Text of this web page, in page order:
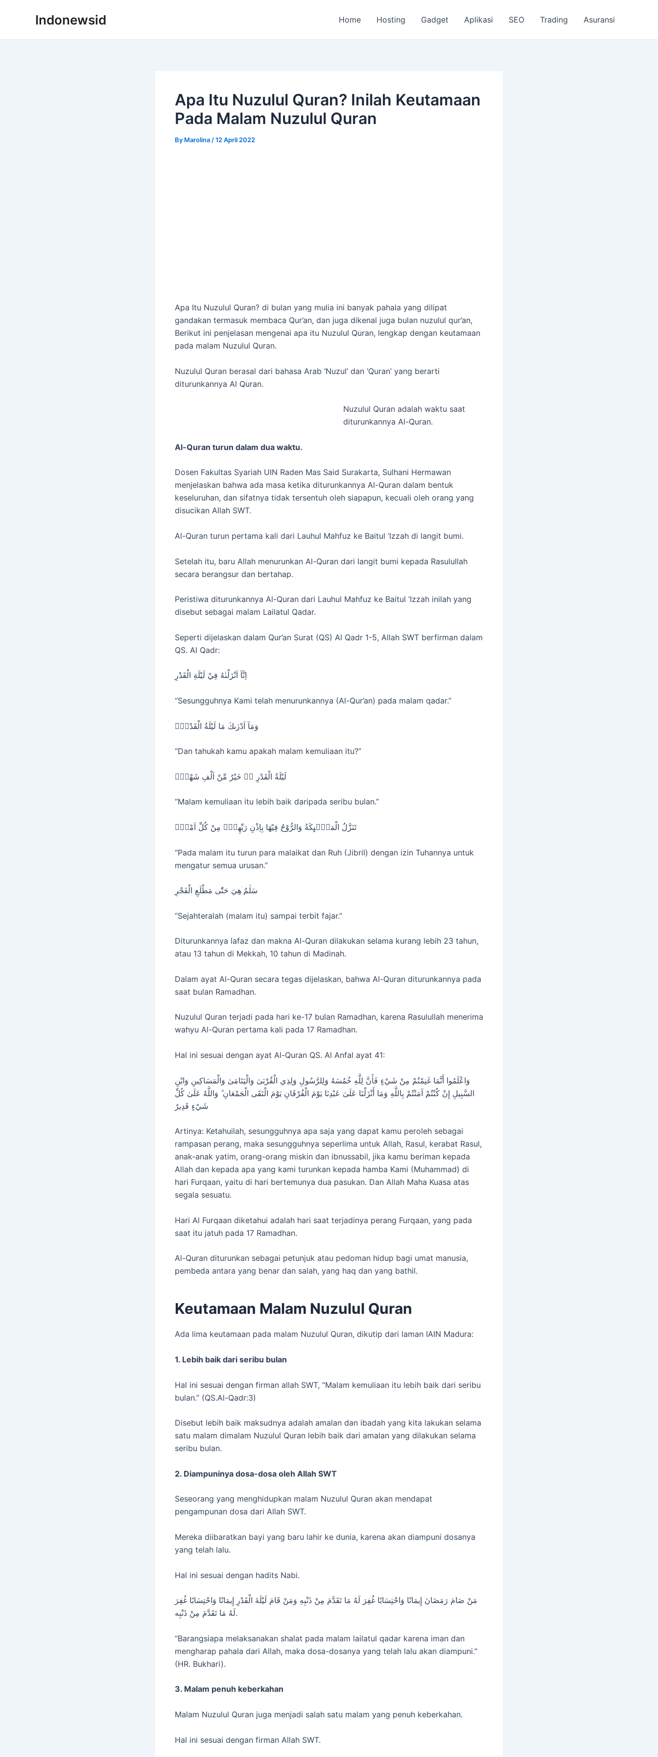
Indonewsid Home Hosting Gadget Aplikasi SEO Trading Asuransi
Apa Itu Nuzulul Quran? Inilah Keutamaan
Pada Malam Nuzulul Quran
By Marolina /12 April 2022
Apa Itu Nuzulul Quran? di bulan yang mulia ini banyak pahala yang dilipat
gandakan termasuk membaca Qur’an, dan juga dikenal juga bulan nuzulul qur’an,
Berikut ini penjelasan mengenai apa itu Nuzulul Quran, lengkap dengan keutamaan
pada malam Nuzulul Quran.
Nuzulul Quran berasal dari bahasa Arab ‘Nuzul’ dan ‘Quran’ yang berarti
diturunkannya Al Quran.
Nuzulul Quran adalah waktu saat
diturunkannya Al-Quran.
Al-Quran turun dalam dua waktu.
Dosen Fakultas Syariah UIN Raden Mas Said Surakarta, Sulhani Hermawan
menjelaskan bahwa ada masa ketika diturunkannya Al-Quran dalam bentuk
keseluruhan, dan sifatnya tidak tersentuh oleh siapapun, kecuali oleh orang yang
disucikan Allah SWT.
Al-Quran turun pertama kali dari Lauhul Mahfuz ke Baitul ‘Izzah di langit bumi.
Setelah itu, baru Allah menurunkan Al-Quran dari langit bumi kepada Rasulullah
secara berangsur dan bertahap.
Peristiwa diturunkannya Al-Quran dari Lauhul Mahfuz ke Baitul ‘Izzah inilah yang
disebut sebagai malam Lailatul Qadar.
Seperti dijelaskan dalam Qur’an Surat (QS) Al Qadr 1-5, Allah SWT berfirman dalam
QS. Al Qadr:
اِنَّآ اَنْزَلْنٰهُ فِيْ لَيْلَةِ الْقَدْرِ
“Sesungguhnya Kami telah menurunkannya (Al-Qur’an) pada malam qadar.”
وَمَآ اَدْرٰىكَ مَا لَيْلَةُ الْقَدْرِۗ
“Dan tahukah kamu apakah malam kemuliaan itu?”
لَيْلَةُ الْقَدْرِ ەۙ خَيْرٌ مِّنْ اَلْفِ شَهْرٍۗ
“Malam kemuliaan itu lebih baik daripada seribu bulan.”
تَنَزَّلُ الْمَلٰۤىِٕكَةُ وَالرُّوْحُ فِيْهَا بِاِذْنِ رَبِّهِمْۚ مِنْ كُلِّ اَمْرٍۛ
“Pada malam itu turun para malaikat dan Ruh (Jibril) dengan izin Tuhannya untuk
mengatur semua urusan.”
سَلٰمٌ ۛهِيَ حَتّٰى مَطْلَعِ الْفَجْرِ
“Sejahteralah (malam itu) sampai terbit fajar.”
Diturunkannya lafaz dan makna Al-Quran dilakukan selama kurang lebih 23 tahun,
atau 13 tahun di Mekkah, 10 tahun di Madinah.
Dalam ayat Al-Quran secara tegas dijelaskan, bahwa Al-Quran diturunkannya pada
saat bulan Ramadhan.
Nuzulul Quran terjadi pada hari ke-17 bulan Ramadhan, karena Rasulullah menerima
wahyu Al-Quran pertama kali pada 17 Ramadhan.
Hal ini sesuai dengan ayat Al-Quran QS. Al Anfal ayat 41:
وَاعْلَمُوا أَنَّمَا غَنِمْتُمْ مِنْ شَيْءٍ فَأَنَّ لِلَّهِ خُمُسَهُ وَلِلرَّسُولِ وَلِذِي الْقُرْبَىٰ وَالْيَتَامَىٰ وَالْمَسَاكِينِ وَابْنِ
السَّبِيلِ إِنْ كُنْتُمْ آمَنْتُمْ بِاللَّهِ وَمَا أَنْزَلْنَا عَلَىٰ عَبْدِنَا يَوْمَ الْفُرْقَانِ يَوْمَ الْتَقَى الْجَمْعَانِ ۗ وَاللَّهُ عَلَىٰ كُلِّ
شَيْءٍ قَدِيرٌ
Artinya: Ketahuilah, sesungguhnya apa saja yang dapat kamu peroleh sebagai
rampasan perang, maka sesungguhnya seperlima untuk Allah, Rasul, kerabat Rasul,
anak-anak yatim, orang-orang miskin dan ibnussabil, jika kamu beriman kepada
Allah dan kepada apa yang kami turunkan kepada hamba Kami (Muhammad) di
hari Furqaan, yaitu di hari bertemunya dua pasukan. Dan Allah Maha Kuasa atas
segala sesuatu.
Hari Al Furqaan diketahui adalah hari saat terjadinya perang Furqaan, yang pada
saat itu jatuh pada 17 Ramadhan.
Al-Quran diturunkan sebagai petunjuk atau pedoman hidup bagi umat manusia,
pembeda antara yang benar dan salah, yang haq dan yang bathil.
Keutamaan Malam Nuzulul Quran
Ada lima keutamaan pada malam Nuzulul Quran, dikutip dari laman IAIN Madura:
1. Lebih baik dari seribu bulan
Hal ini sesuai dengan firman allah SWT, “Malam kemuliaan itu lebih baik dari seribu
bulan.” (QS.Al-Qadr:3)
Disebut lebih baik maksudnya adalah amalan dan ibadah yang kita lakukan selama
satu malam dimalam Nuzulul Quran lebih baik dari amalan yang dilakukan selama
seribu bulan.
2. Diampuninya dosa-dosa oleh Allah SWT
Seseorang yang menghidupkan malam Nuzulul Quran akan mendapat
pengampunan dosa dari Allah SWT.
Mereka diibaratkan bayi yang baru lahir ke dunia, karena akan diampuni dosanya
yang telah lalu.
Hal ini sesuai dengan hadits Nabi.
مَنْ صَامَ رَمَضَانَ إِيمَانًا وَاحْتِسَابًا غُفِرَ لَهُ مَا تَقَدَّمَ مِنْ ذَنْبِهِ وَمَنْ قَامَ لَيْلَةَ الْقَدْرِ إِيمَانًا وَاحْتِسَابًا غُفِرَ
لَهُ مَا تَقَدَّمَ مِنْ ذَنْبِه.
“Barangsiapa melaksanakan shalat pada malam lailatul qadar karena iman dan
mengharap pahala dari Allah, maka dosa-dosanya yang telah lalu akan diampuni.”
(HR. Bukhari).
3. Malam penuh keberkahan
Malam Nuzulul Quran juga menjadi salah satu malam yang penuh keberkahan.
Hal ini sesuai dengan firman Allah SWT.